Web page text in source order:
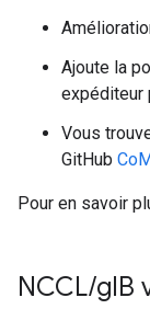
Ajoute la
expéditeur
Vous
GitHub
Pour en savoir
NCCL/gIB